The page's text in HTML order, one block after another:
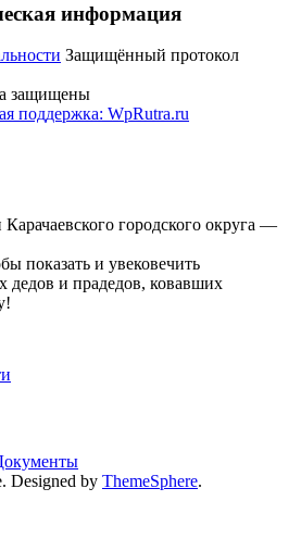
информация
Защищённый протокол
защищены
поддержка: WpRutra.ru
городского округа —
показать и увековечить
дедов и прадедов, ковавших
Designed by ThemeSphere.